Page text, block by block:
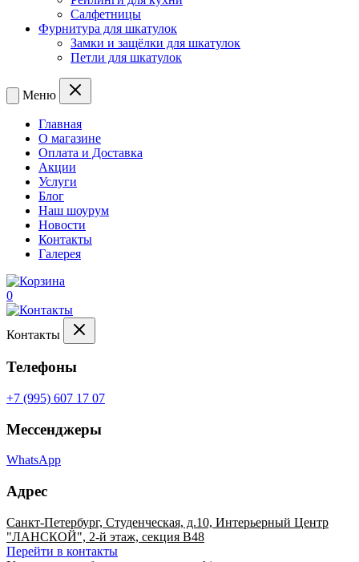
Салфетницы
Фурнитура для шкатулок
Замки и защёлки для шкатулок
Петли для шкатулок
Меню
Главная
О магазине
Оплата и Доставка
Акции
Услуги
Блог
Наш шоурум
Новости
Контакты
Галерея
0
Контакты
Телефоны
+7 (995) 607 17 07
Мессенджеры
WhatsApp
Адрес
Санкт-Петербург, Студенческая, д.10, Интерьерный Центр
"ЛАНСКОЙ", 2-й этаж, секция В48
Перейти в контакты